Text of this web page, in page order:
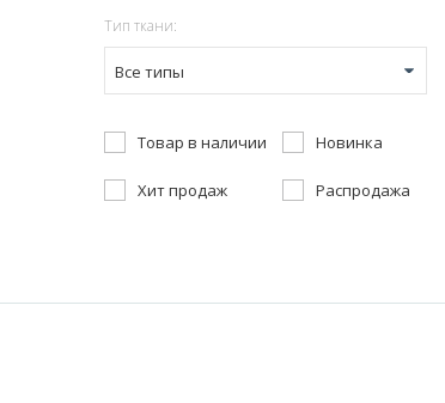
Тип ткани:
Все типы
Товар в наличии Новинка
Хит продаж Распродажа